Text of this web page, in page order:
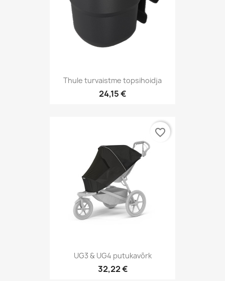
Thule turvaistme topsihoidja
24,15 €
UG3 & UG4 putukavõrk
32,22 €
favorite_border